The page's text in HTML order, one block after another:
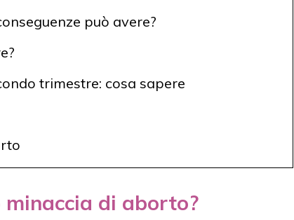
può avere?
trimestre: cosa sapere
di aborto?